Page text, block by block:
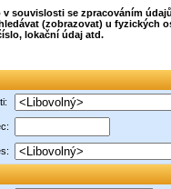
v souvislosti se zpracováním
(zobrazovat) u fyzických
lokační údaj atd.